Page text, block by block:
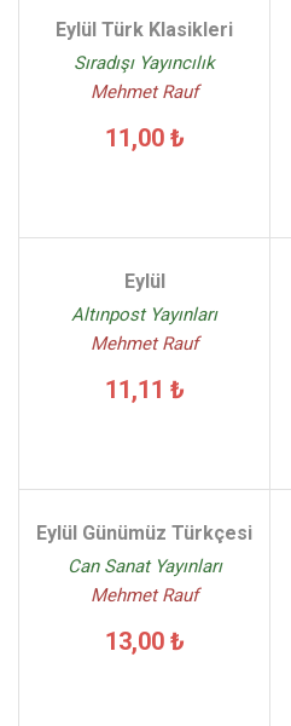
Eylül Türk Klasikleri
Sıradışı Yayıncılık
Mehmet Rauf
11,00 ₺
Eylül
Altınpost Yayınları
Mehmet Rauf
11,11 ₺
Eylül Günümüz Türkçesi
Can Sanat Yayınları
Mehmet Rauf
13,00 ₺